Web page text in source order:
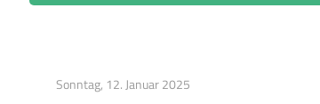
Sonntag, 12. Januar 2025